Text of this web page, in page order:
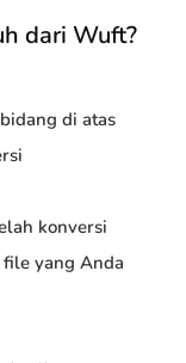
dari Wuft?
di atas
konversi
yang Anda